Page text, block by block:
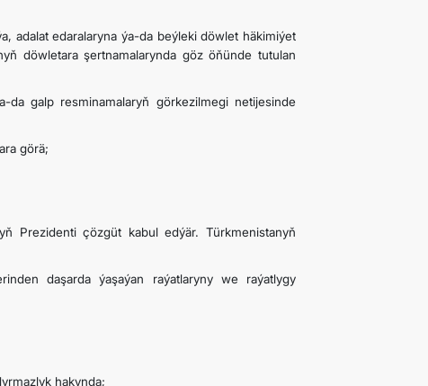
adalat edaralaryna ýa-da beýleki döwlet häkimiýet
döwletara şertnamalarynda göz öňünde tutulan
da galp resminamalaryň görkezilmegi netijesinde
görä;
Prezidenti çözgüt kabul edýär. Türkmenistanyň
daşarda ýaşaýan raýatlaryny we raýatlygy
hakynda;